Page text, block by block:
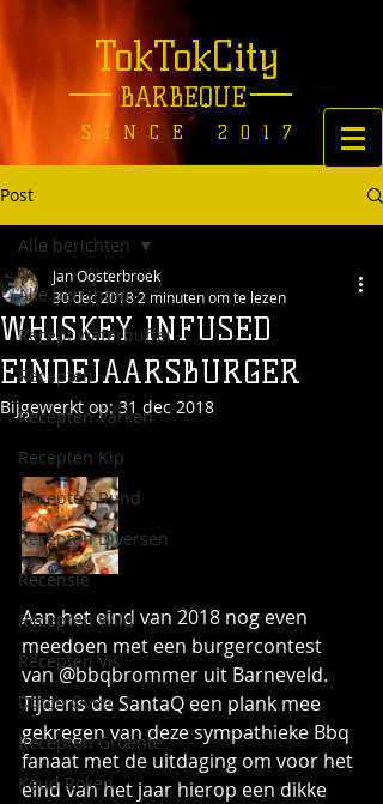
TokTokCity
BARBEQUE
SINCE 2017
Post
Alle berichten
Recept waterbuffel
Recepten
Recepten Varken
Recepten Kip
Recepten Rund
Recepten Diversen
Recensie
Recepten Wild
Recepten Vis
Dutch Oven
Recepten Groente
Koud Roken
Alle berichten
WHISKEY INFUSED
EINDEJAARSBURGER
Jan Oosterbroek
30 dec 2018 2 minuten om te lezen
Bijgewerkt op: 31 dec 2018
Aan het eind van 2018 nog even
meedoen met een burgercontest
van @bbqbrommer uit Barneveld.
Tijdens de SantaQ een plank mee
gekregen van deze sympathieke Bbq
fanaat met de uitdaging om voor het
eind van het jaar hierop een dikke